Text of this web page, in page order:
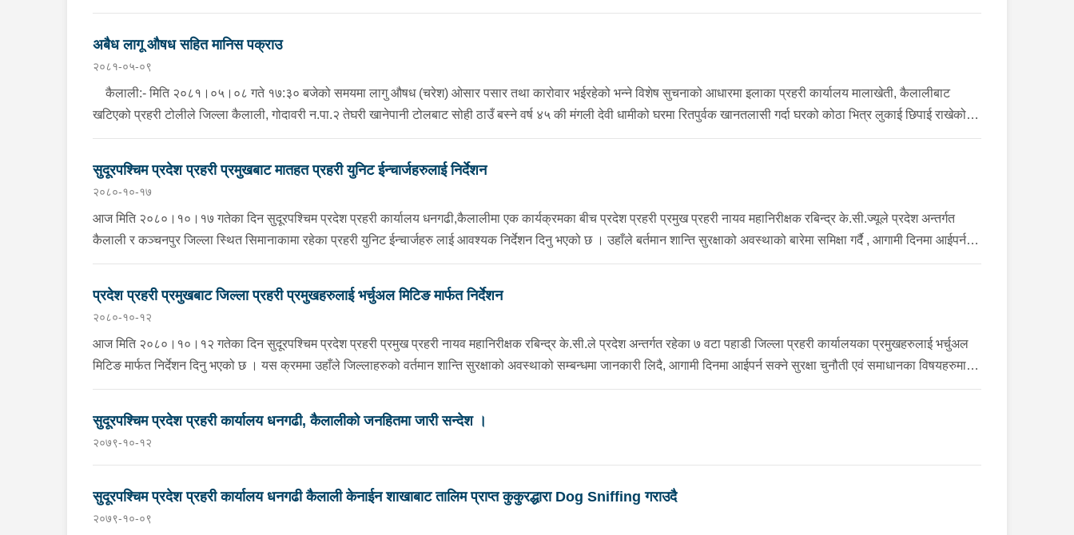
अवस्थामा फेला परेको …
अबैध लागू औषध सहित मानिस पक्राउ
२०८१-०५-०९
कैलाली:- मिति २०८१।०५।०८ गते १७:३० बजेको समयमा लागु औषध (चरेश) ओसार पसार तथा कारोवार भईरहेको भन्ने विशेष सुचनाको आधारमा इलाका प्रहरी कार्यालय मालाखेती, कैलालीबाट
खटिएको प्रहरी टोलीले जिल्ला कैलाली, गोदावरी न.पा.२ तेघरी खानेपानी टोलबाट सोही ठाउँ बस्ने वर्ष ४५ की मंगली देवी धामीको घरमा रितपुर्वक खानतलासी गर्दा घरको कोठा भित्र लुकाई छिपाई राखेको
अवस्थामा १६ किलो १८० ग्राम लागू औषध …
सुदूरपश्चिम प्रदेश प्रहरी प्रमुखबाट मातहत प्रहरी युनिट ईन्चार्जहरुलाई निर्देशन
२०८०-१०-१७
आज मिति २०८०।१०।१७ गतेका दिन सुदूरपश्चिम प्रदेश प्रहरी कार्यालय धनगढी,कैलालीमा एक कार्यक्रमका बीच प्रदेश प्रहरी प्रमुख प्रहरी नायव महानिरीक्षक रबिन्द्र के.सी.ज्यूले प्रदेश अन्तर्गत
कैलाली र कञ्चनपुर जिल्ला स्थित सिमानाकामा रहेका प्रहरी युनिट ईन्चार्जहरु लाई आवश्यक निर्देशन दिनु भएको छ । उहाँले बर्तमान शान्ति सुरक्षाको अवस्थाको बारेमा समिक्षा गर्दै , आगामी दिनमा आईपर्न
सक्नेसुरक्षा चुनौती एवं समाधानका विषयहरुमा निर्देशन दिनु भयो …
प्रदेश प्रहरी प्रमुखबाट जिल्ला प्रहरी प्रमुखहरुलाई भर्चुअल मिटिङ मार्फत निर्देशन
२०८०-१०-१२
आज मिति २०८०।१०।१२ गतेका दिन सुदूरपश्चिम प्रदेश प्रहरी प्रमुख प्रहरी नायव महानिरीक्षक रबिन्द्र के.सी.ले प्रदेश अन्तर्गत रहेका ७ वटा पहाडी जिल्ला प्रहरी कार्यालयका प्रमुखहरुलाई भर्चुअल
मिटिङ मार्फत निर्देशन दिनु भएको छ । यस क्रममा उहाँले जिल्लाहरुको वर्तमान शान्ति सुरक्षाको अवस्थाको सम्बन्धमा जानकारी लिदै, आगामी दिनमा आईपर्न सक्ने सुरक्षा चुनौती एवं समाधानका विषयहरुमा
कार्यरत प्रहरी जनशक्तिलाई आवश्यक निर्देशन दिनु भयो ।
सुदूरपश्चिम प्रदेश प्रहरी कार्यालय धनगढी, कैलालीको जनहितमा जारी सन्देश ।
२०७९-१०-१२
सुदूरपश्चिम प्रदेश प्रहरी कार्यालय धनगढी कैलाली केनाईन शाखाबाट तालिम प्राप्त कुकुरद्धारा Dog Sniffing गराउदै
२०७९-१०-०९